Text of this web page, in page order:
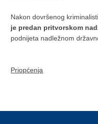
Nakon dovršenog
je predan pritvorskom
podnijeta nadležnom
Priopćenja